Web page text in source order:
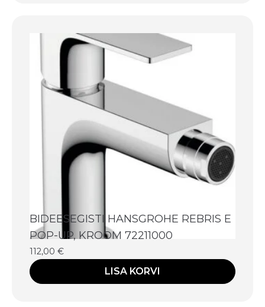
BIDEESEGISTI HANSGROHE REBRIS E
POP-UP, KROOM 72211000
112,00 €
LISA KORVI